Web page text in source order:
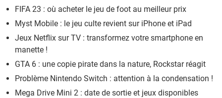
FIFA 23 : où acheter le jeu de foot au meilleur prix
Myst Mobile : le jeu culte revient sur iPhone et iPad
Jeux Netflix sur TV : transformez votre smartphone en
manette !
GTA 6 : une copie pirate dans la nature, Rockstar réagit
Problème Nintendo Switch : attention à la condensation !
Mega Drive Mini 2 : date de sortie et jeux disponibles